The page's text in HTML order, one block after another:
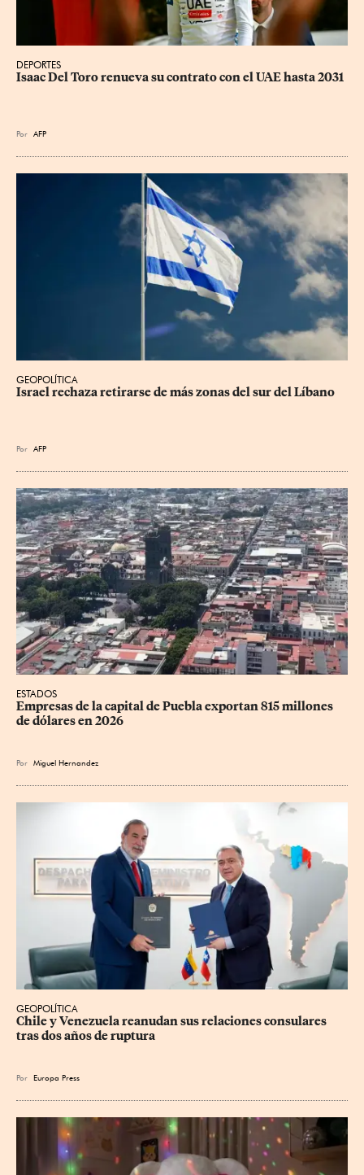
DEPORTES
Isaac Del Toro renueva su contrato con el UAE hasta 2031
Por AFP
GEOPOLÍTICA
Israel rechaza retirarse de más zonas del sur del Líbano
Por AFP
ESTADOS
Empresas de la capital de Puebla exportan 815 millones
de dólares en 2026
Por Miguel Hernandez
GEOPOLÍTICA
Chile y Venezuela reanudan sus relaciones consulares
tras dos años de ruptura
Por Europa Press